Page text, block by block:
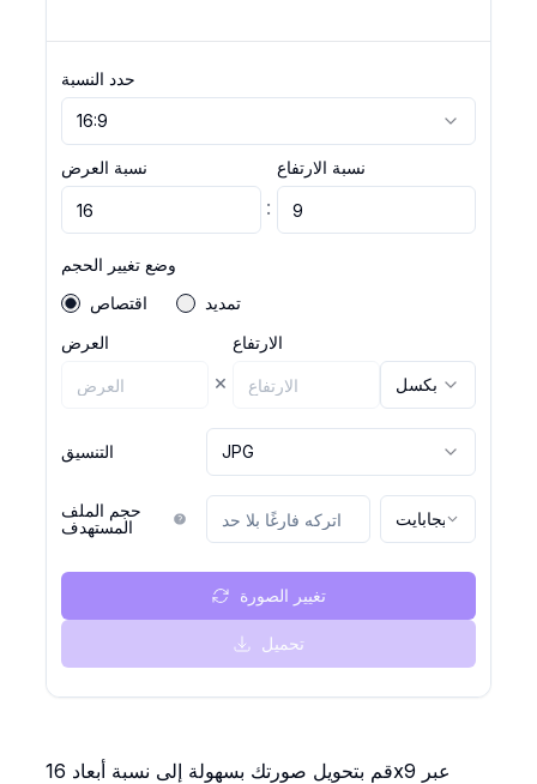
حدد النسبة
16:9
نسبة العرض
:
نسبة الارتفاع
وضع تغيير الحجم
اقتصاص
تمديد
العرض
×
الارتفاع
بكسل
التنسيق JPG
حجم الملف
المستهدف
ميجابايت
تغيير الصورة
تحميل
قم بتحويل صورتك بسهولة إلى نسبة أبعاد 16x9 عبر